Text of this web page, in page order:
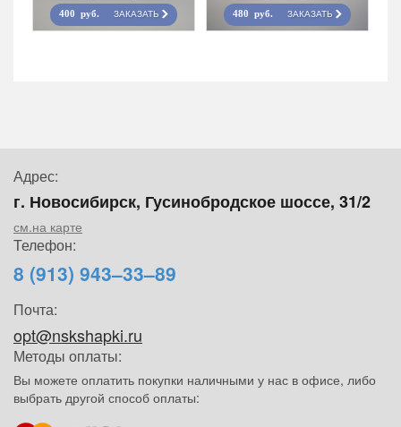
400 руб. ЗАКАЗАТЬ 480 руб. ЗАКАЗАТЬ
Адрес:
г. Новосибирск, Гусинобродское шоссе, 31/2
см.на карте
Телефон:
8 (913) 943–33–89
Почта:
opt@nskshapki.ru
Методы оплаты:
Вы можете оплатить покупки наличными у нас в офисе, либо
выбрать другой способ оплаты: